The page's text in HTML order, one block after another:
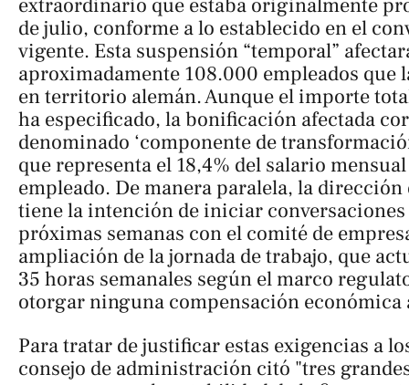
extraordinario que estaba originalmente
de julio, conforme a lo establecido en el
vigente. Esta suspensión “temporal”
aproximadamente 108.000 empleados
en territorio alemán. Aunque el importe
ha especificado, la bonificación afectada
denominado ‘componente de
que representa el 18,4% del salario
empleado. De manera paralela, la dirección
tiene la intención de iniciar
próximas semanas con el comité de
ampliación de la jornada de trabajo, que
35 horas semanales según el marco
otorgar ninguna compensación económica
Para tratar de justificar estas exigencias a
consejo de administración citó "tres